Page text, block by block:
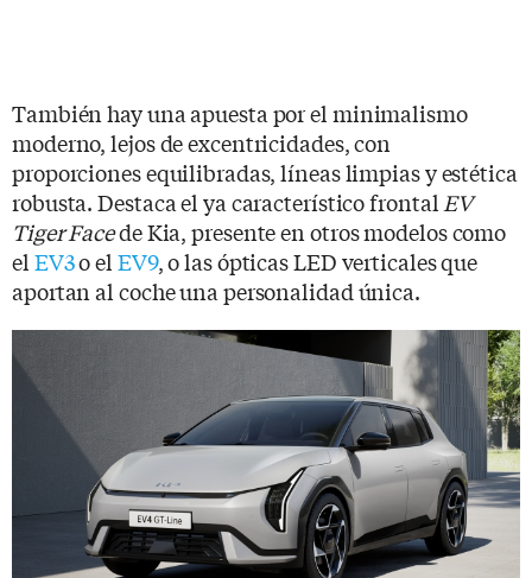
También hay una apuesta por el minimalismo
moderno, lejos de excentricidades, con
proporciones equilibradas, líneas limpias y estética
robusta. Destaca el ya característico frontal EV
Tiger Facede Kia, presente en otros modelos como
el EV3o el EV9, o las ópticas LED verticales que
aportan al coche una personalidad única.